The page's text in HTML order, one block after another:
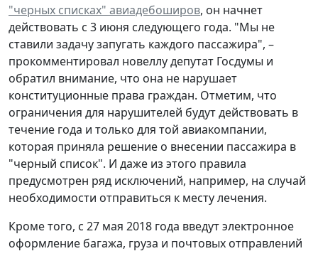
"черных списках" авиадебоширов, он начнет
действовать с 3 июня следующего года. "Мы не
ставили задачу запугать каждого пассажира", –
прокомментировал новеллу депутат Госдумы и
обратил внимание, что она не нарушает
конституционные права граждан. Отметим, что
ограничения для нарушителей будут действовать в
течение года и только для той авиакомпании,
которая приняла решение о внесении пассажира в
"черный список". И даже из этого правила
предусмотрен ряд исключений, например, на случай
необходимости отправиться к месту лечения.
Кроме того, с 27 мая 2018 года введут электронное
оформление багажа, груза и почтовых отправлений